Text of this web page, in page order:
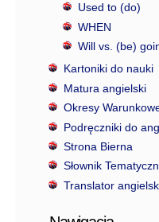
Used to (do)
WHEN
Will vs. (be)
Kartoniki do nauki
Matura angielski
Okresy
Podręczniki do
Strona Bierna
Słownik
Translator